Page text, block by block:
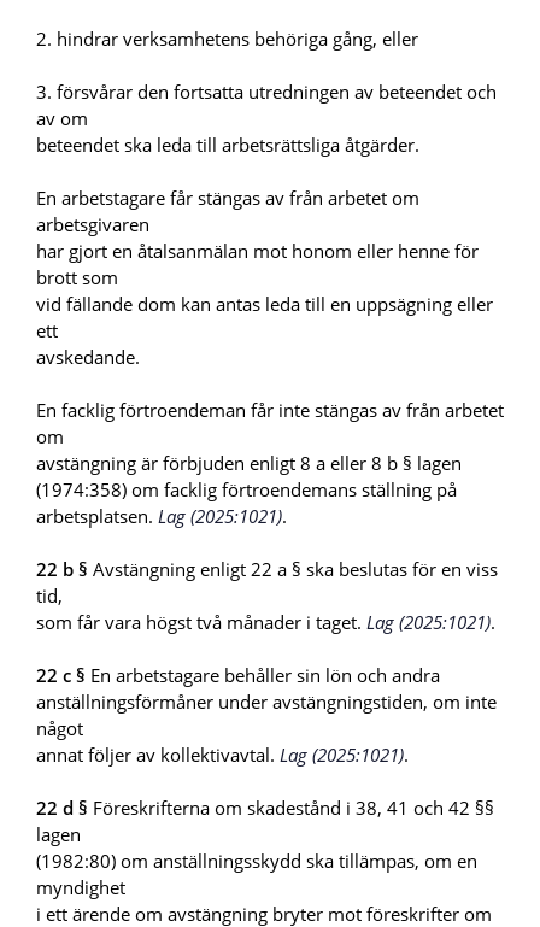
2. hindrar verksamhetens behöriga gång, eller
3. försvårar den fortsatta utredningen av beteendet och
av om
beteendet ska leda till arbetsrättsliga åtgärder.
En arbetstagare får stängas av från arbetet om
arbetsgivaren
har gjort en åtalsanmälan mot honom eller henne för
brott som
vid fällande dom kan antas leda till en uppsägning eller
ett
avskedande.
En facklig förtroendeman får inte stängas av från arbetet
om
avstängning är förbjuden enligt 8 a eller 8 b § lagen
(1974:358) om facklig förtroendemans ställning på
arbetsplatsen. Lag (2025:1021).
22 b § Avstängning enligt 22 a § ska beslutas för en viss
tid,
som får vara högst två månader i taget. Lag (2025:1021).
22 c § En arbetstagare behåller sin lön och andra
anställningsförmåner under avstängningstiden, om inte
något
annat följer av kollektivavtal. Lag (2025:1021).
22 d § Föreskrifterna om skadestånd i 38, 41 och 42 §§
lagen
(1982:80) om anställningsskydd ska tillämpas, om en
myndighet
i ett ärende om avstängning bryter mot föreskrifter om